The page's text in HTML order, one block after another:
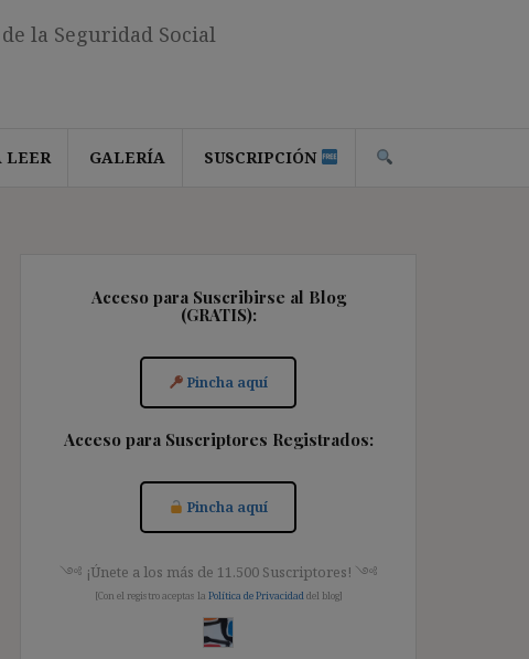
la Seguridad Social
LEER GALERÍA SUSCRIPCIÓN
Acceso para Suscribirse al Blog
(GRATIS):
Pincha aquí
Acceso para Suscriptores Registrados:
Pincha aquí
༺ ¡Únete a los más de 11.500 Suscriptores! ༺
[Con el registro aceptas la Política de Privacidad del blog]